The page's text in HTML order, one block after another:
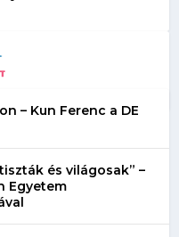
– Kun Ferenc a DE
és világosak” –
Egyetem